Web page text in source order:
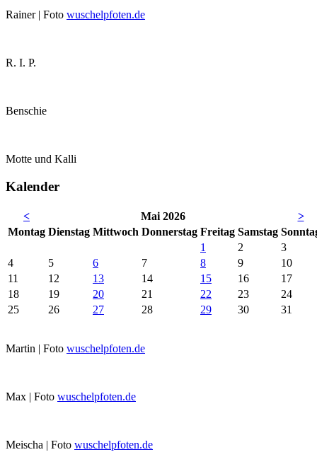
Rainer | Foto wuschelpfoten.de
R. I. P.
Benschie
Motte und Kalli
Kalender
< Mai 2026
>
Montag Dienstag Mittwoch Donnerstag Freitag Samstag So
1
2
3
4
5 6 7 8 9
10
11
12 13 14 15 16
17
18
19 20 21 22 23
24
25
26 27 28 29 30 31
Martin | Foto wuschelpfoten.de
Max | Foto wuschelpfoten.de
Meischa | Foto wuschelpfoten.de